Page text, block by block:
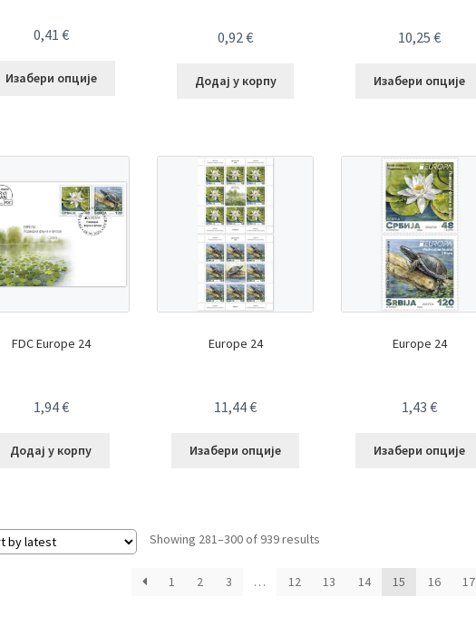
0,41 €
Изабери опције
0,92€
Додај у корпу
10,25€
Изабери опције
FDC Europe 24
1,94€
Додај у корпу
Europe 24
11,44€
Изабери опције
Europe 24
1,43€
Изабери опције
Showing 281–300 of 939 resultsSorted
latest
1 2 3 … 12 13 14 15 16 17